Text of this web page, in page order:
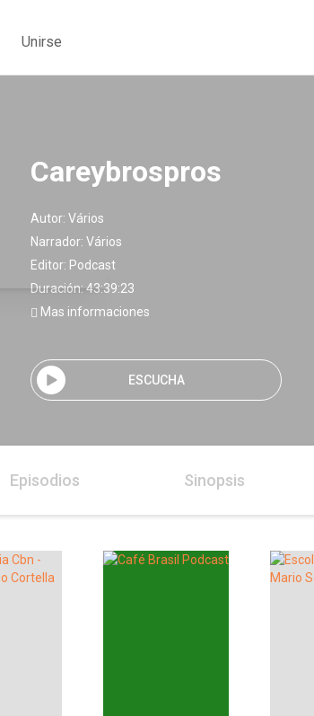
Unirse
Careybrospros
Autor: Vários
Narrador: Vários
Editor: Podcast
Duración: 43:39:23
Mas informaciones
ESCUCHA
Episodios Sinopsis